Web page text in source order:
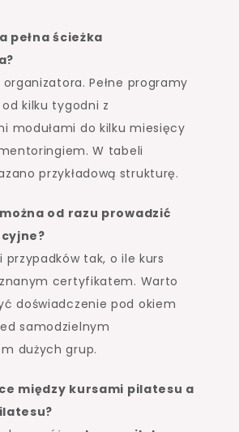
pełna ścieżka
Pełne programy
kilku tygodni z
modułami do kilku miesięcy
W tabeli
przykładową strukturę.
od razu prowadzić
przypadków tak, o ile kurs
certyfikatem. Warto
doświadczenie pod okiem
samodzielnym
dużych grup.
między kursami pilatesu a
?